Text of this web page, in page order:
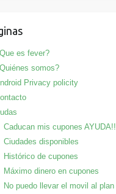
es fever?
somos?
Privacy policity
Caducan mis cupones AYUDA!!
Ciudades disponibles
Histórico de cupones
Máximo dinero en cupones
No puedo llevar el movil al plan